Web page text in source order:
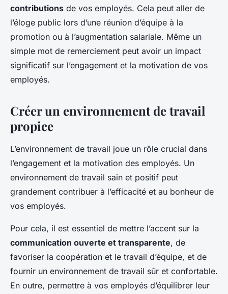
contributions de vos employés. Cela peut aller de
l’éloge public lors d’une réunion d’équipe à la
promotion ou à l’augmentation salariale. Même un
simple mot de remerciement peut avoir un impact
significatif sur l’engagement et la motivation de vos
employés.
Créer un environnement de travail
propice
L’environnement de travail joue un rôle crucial dans
l’engagement et la motivation des employés. Un
environnement de travail sain et positif peut
grandement contribuer à l’efficacité et au bonheur de
vos employés.
Pour cela, il est essentiel de mettre l’accent sur la
communication ouverte et transparente, de
favoriser la coopération et le travail d’équipe, et de
fournir un environnement de travail sûr et confortable.
En outre, permettre à vos employés d’équilibrer leur